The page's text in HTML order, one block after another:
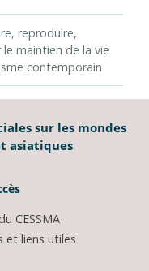
reproduire,
maintien de la vie
contemporain
sur les mondes
asiatiques
CESSMA
et liens utiles